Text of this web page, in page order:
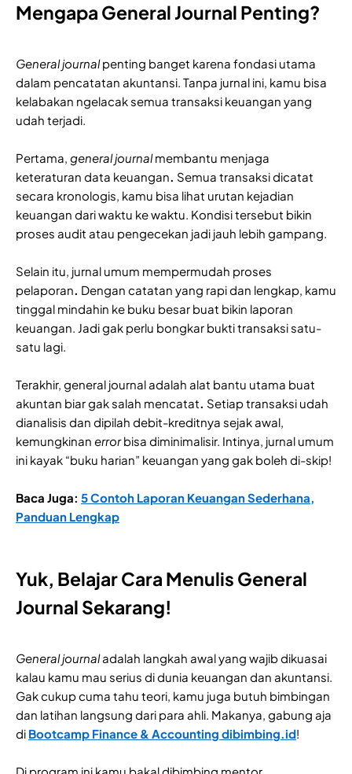
Mengapa General Journal Penting?
General journalpenting banget karena fondasi utama
dalam pencatatan akuntansi. Tanpa jurnal ini, kamu bisa
kelabakan ngelacak semua transaksi keuangan yang
udah terjadi.
Pertama, general journalmembantu menjaga
keteraturan data keuangan. Semua transaksi dicatat
secara kronologis, kamu bisa lihat urutan kejadian
keuangan dari waktu ke waktu. Kondisi tersebut bikin
proses audit atau pengecekan jadi jauh lebih gampang.
Selain itu, jurnal umum mempermudah proses
pelaporan. Dengan catatan yang rapi dan lengkap, kamu
tinggal mindahin ke buku besar buat bikin laporan
keuangan. Jadi gak perlu bongkar bukti transaksi satu-
satu lagi.
Terakhir, general journal adalah alat bantu utama buat
akuntan biar gak salah mencatat. Setiap transaksi udah
dianalisis dan dipilah debit-kreditnya sejak awal,
kemungkinan errorbisa diminimalisir. Intinya, jurnal umum
ini kayak “buku harian” keuangan yang gak boleh di-skip!
Baca Juga: 5 Contoh Laporan Keuangan Sederhana,
Panduan Lengkap
Yuk, Belajar Cara Menulis General
Journal Sekarang!
General journaladalah langkah awal yang wajib dikuasai
kalau kamu mau serius di dunia keuangan dan akuntansi.
Gak cukup cuma tahu teori, kamu juga butuh bimbingan
dan latihan langsung dari para ahli. Makanya, gabung aja
di Bootcamp Finance & Accounting dibimbing.id!